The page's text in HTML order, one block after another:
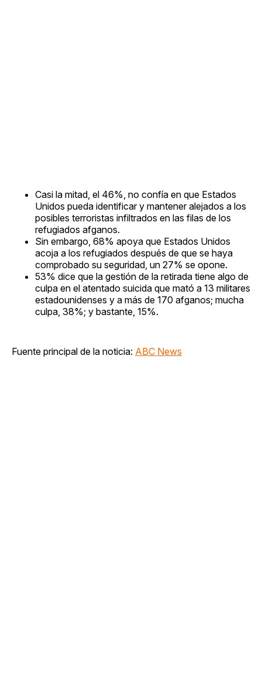
Casi la mitad, el 46%, no confía en que Estados
Unidos pueda identificar y mantener alejados a los
posibles terroristas infiltrados en las filas de los
refugiados afganos.
Sin embargo, 68% apoya que Estados Unidos
acoja a los refugiados después de que se haya
comprobado su seguridad, un 27% se opone.
53% dice que la gestión de la retirada tiene algo de
culpa en el atentado suicida que mató a 13 militares
estadounidenses y a más de 170 afganos; mucha
culpa, 38%; y bastante, 15%.
Fuente principal de la noticia: ABC News